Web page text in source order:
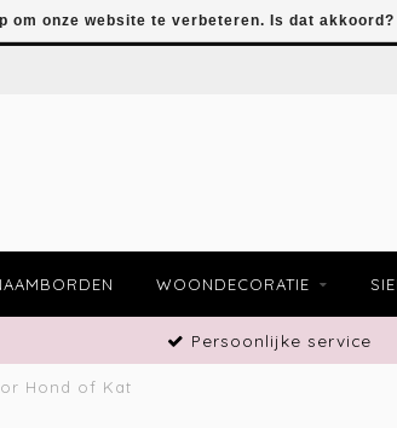
WOONDECORATIE
Persoonlijke service
Hond of Kat
om onze website te verbeteren. Is dat akkoord?